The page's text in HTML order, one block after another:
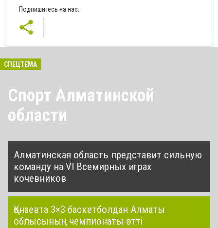
Подпишитесь на нас:
СПЕЦТЕМА
Спорт Алматинской
области
Алматинская область представит сильную
команду на VI Всемирных играх
кочевников
Қонаевта 3×3 баскетболдан Алматы
облысының чемпионаты өтті